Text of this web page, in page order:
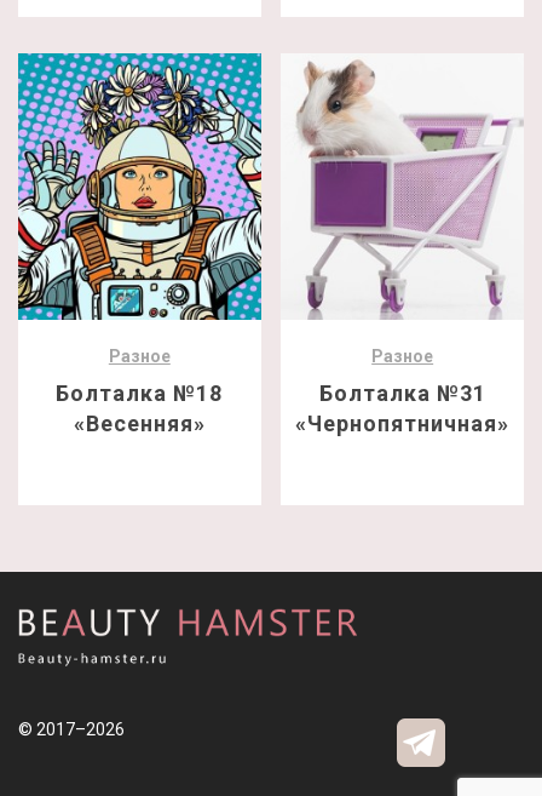
Разное
Болталка №18
«Весенняя»
Разное
Болталка №31
«Чернопятничная»
© 2017–2026